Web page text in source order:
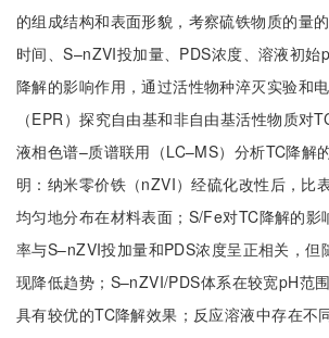
的组成结构和表面形貌，考察硫铁物质的量
时间、S–nZVI投加量、PDS浓度、溶液初始
降解的影响作用，通过活性物种淬灭实验和
（EPR）探究自由基和非自由基活性物质对
液相色谱–质谱联用（LC–MS）分析TC降解
明：纳米零价铁（nZVI）经硫化改性后，比
均匀地分布在材料表面；S/Fe对TC降解的影
率与S–nZVI投加量和PDS浓度呈正相关，但
现降低趋势；S–nZVI/PDS体系在较宽pH范
具有较优的TC降解效果；反应溶液中存在不